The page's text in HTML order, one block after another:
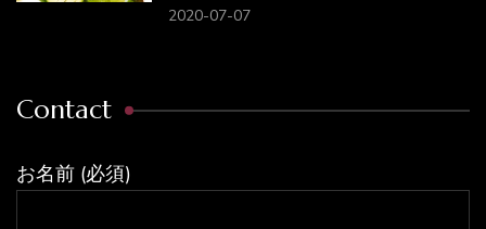
2020-07-07
Contact
お名前 (必須)